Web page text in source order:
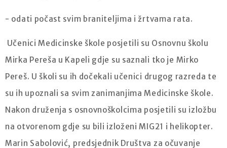
- odati počast svim braniteljima i žrtvama rata.
Učenici Medicinske škole posjetili su Osnovnu školu
Mirka Pereša u Kapeli gdje su saznali tko je Mirko
Pereš. U školi su ih dočekali učenici drugog razreda te
su ih upoznali sa svim zanimanjima Medicinske škole.
Nakon druženja s osnovnoškolcima posjetili su izložbu
na otvorenom gdje su bili izloženi MIG21 i helikopter.
Marin Sabolović, predsjednik Društva za očuvanje